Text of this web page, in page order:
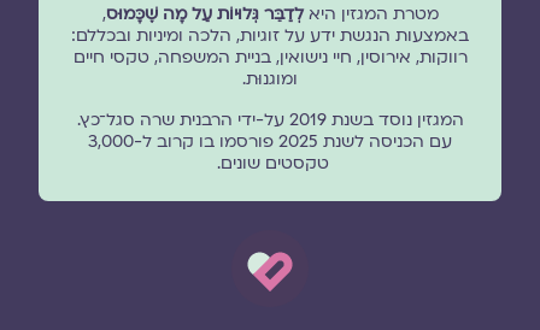
מטרת המגזין היאלְדַבֵּר גְּלוּיוֹת עַל מָה שֶׁכָּמוּס,
באמצעות הנגשת ידע על זוגיות, הלכה ומיניות ובכללם:
רווקות, אירוסין, חיי נישואין, בניית המשפחה, טקסי חיים
ומוגנוּת.
המגזין נוסד בשנת 2019 על-ידי הרבנית שרה סגל־כץ.
עם הכניסה לשנת 2025 פורסמו בו קרוב ל-3,000
טקסטים שונים.